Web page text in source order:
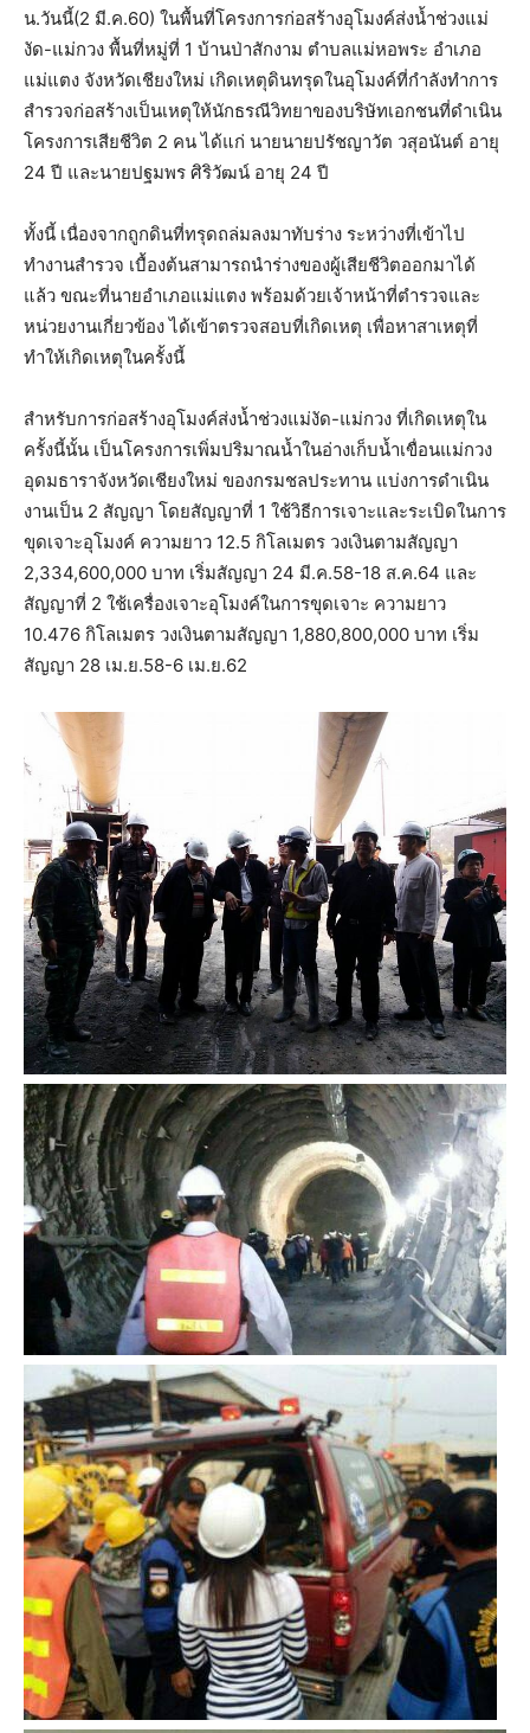
น.วันนี้(2 มี.ค.60) ในพื้นที่โครงการก่อสร้างอุโมงค์ส่งน้ำช่วงแม่
งัด-แม่กวง พื้นที่หมู่ที่ 1 บ้านป่าสักงาม ตำบลแม่หอพระ อำเภอ
แม่แตง จังหวัดเชียงใหม่ เกิดเหตุดินทรุดในอุโมงค์ที่กำลังทำการ
สำรวจก่อสร้างเป็นเหตุให้นักธรณีวิทยาของบริษัทเอกชนที่ดำเนิน
โครงการเสียชีวิต 2 คน ได้แก่ นายนายปรัชญาวัต วสุอนันต์ อายุ
24 ปี และนายปฐมพร ศิริวัฒน์ อายุ 24 ปี
ทั้งนี้ เนื่องจากถูกดินที่ทรุดถล่มลงมาทับร่าง ระหว่างที่เข้าไป
ทำงานสำรวจ เบื้องต้นสามารถนำร่างของผู้เสียชีวิตออกมาได้
แล้ว ขณะที่นายอำเภอแม่แตง พร้อมด้วยเจ้าหน้าที่ตำรวจและ
หน่วยงานเกี่ยวข้อง ได้เข้าตรวจสอบที่เกิดเหตุ เพื่อหาสาเหตุที่
ทำให้เกิดเหตุในครั้งนี้
สำหรับการก่อสร้างอุโมงค์ส่งน้ำช่วงแม่งัด-แม่กวง ที่เกิดเหตุใน
ครั้งนี้นั้น เป็นโครงการเพิ่มปริมาณน้ำในอ่างเก็บน้ำเขื่อนแม่กวง
อุดมธาราจังหวัดเชียงใหม่ ของกรมชลประทาน แบ่งการดำเนิน
งานเป็น 2 สัญญา โดยสัญญาที่ 1 ใช้วิธีการเจาะและระเบิดในการ
ขุดเจาะอุโมงค์ ความยาว 12.5 กิโลเมตร วงเงินตามสัญญา
2,334,600,000 บาท เริ่มสัญญา 24 มี.ค.58-18 ส.ค.64 และ
สัญญาที่ 2 ใช้เครื่องเจาะอุโมงค์ในการขุดเจาะ ความยาว
10.476 กิโลเมตร วงเงินตามสัญญา 1,880,800,000 บาท เริ่ม
สัญญา 28 เม.ย.58-6 เม.ย.62